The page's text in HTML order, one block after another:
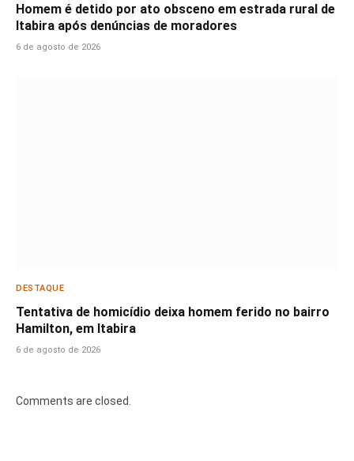
Homem é detido por ato obsceno em estrada rural de
Itabira após denúncias de moradores
6 de agosto de 2026
DESTAQUE
Tentativa de homicídio deixa homem ferido no bairro
Hamilton, em Itabira
6 de agosto de 2026
Comments are closed.